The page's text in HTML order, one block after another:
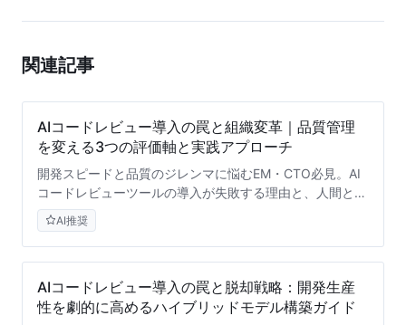
関連記事
AIコードレビュー導入の罠と組織変革｜品質管理
を変える3つの評価軸と実践アプローチ
開発スピードと品質のジレンマに悩むEM・CTO必見。AI
コードレビューツールの導入が失敗する理由と、人間とAI
が共生する次世代のレビューフローを解説。単なる自動化
を超えた組織的な付加価値を生み出すための戦略的視点を
提供します。
AI推奨
AIコードレビュー導入の罠と脱却戦略：開発生産
性を劇的に高めるハイブリッドモデル構築ガイド